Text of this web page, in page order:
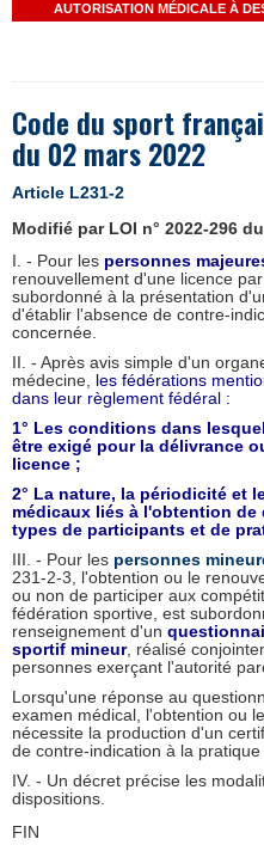
AUTORISATION MÉDICALE À
Code du sport
du 02 mars 2022
Article L231-2
Modifié par LOI n° 2022-296
I. - Pour les personnes
renouvellement d'une licence
subordonné à la présentation
d'établir l'absence de contre-
concernée.
II. - Après avis simple d'un
médecine, les fédérations
dans leur règlement fédéral :
1° Les conditions dans
être exigé pour la délivrance
licence ;
2° La nature, la périodicité et
médicaux liés à l'obtention
types de participants et de
III. - Pour les personnes
231-2-3, l'obtention ou le
ou non de participer aux
fédération sportive, est
renseignement d'un
sportif mineur, réalisé
personnes exerçant l'autorité
Lorsqu'une réponse au
examen médical, l'obtention ou
nécessite la production d'un
de contre-indication à la pratique
IV. - Un décret précise les
dispositions.
FIN